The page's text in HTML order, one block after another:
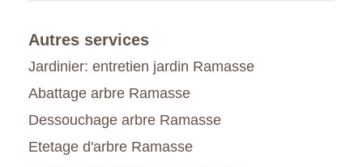
Autres services
Jardinier: entretien jardin Ramasse
Abattage arbre Ramasse
Dessouchage arbre Ramasse
Etetage d'arbre Ramasse